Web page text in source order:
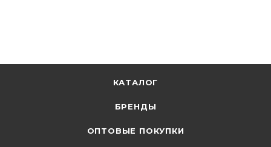
КАТАЛОГ
БРЕНДЫ
ОПТОВЫЕ ПОКУПКИ